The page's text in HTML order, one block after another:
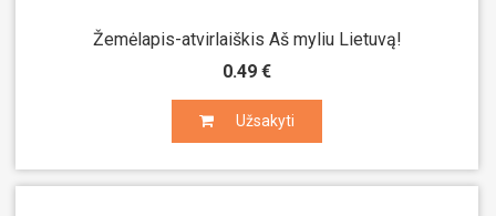
Žemėlapis-atvirlaiškis Aš myliu Lietuvą!
0.49 €
Užsakyti
Užsakyti